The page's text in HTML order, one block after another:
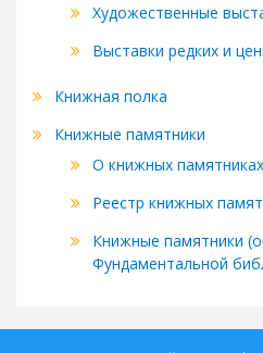
Художественные
Выставки редких и
Книжная полка
Книжные памятники
О книжных памятниках
Реестр книжных
Книжные памятники
Фундаментальной